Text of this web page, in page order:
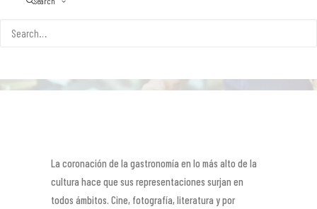
La coronación de la gastronomía en lo más alto de la
cultura hace que sus representaciones surjan en
todos ámbitos. Cine, fotografía, literatura y por